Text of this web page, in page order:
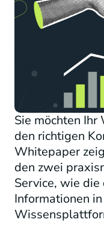
Sie möchten Ihr
den richtigen
Whitepaper
den zwei
Service, wie
Informationen